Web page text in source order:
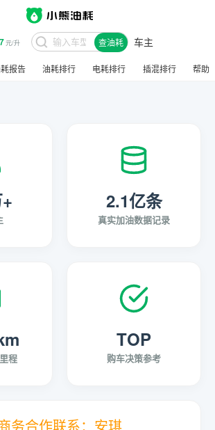
元/升 查油耗 车主
报告 油耗排行 电耗排行 插混排行 帮助
2.1亿条
真实加油数据记录
程
TOP
购车决策参考
务合作联系：安琪